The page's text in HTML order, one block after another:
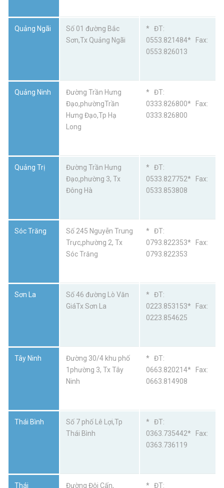
Quảng Ngãi
Số 01 đường Bắc
Sơn,Tx Quảng Ngãi
* ĐT:
0553.821484* Fax:
0553.826013
Quảng Ninh
Đường Trần Hưng
Đạo,phườngTrần
Hưng Đạo,Tp Hạ
Long
* ĐT:
0333.826800* Fax:
0333.826800
Quảng Trị
Đường Trần Hưng
Đạo,phường 3, Tx
Đông Hà
* ĐT:
0533.827752* Fax:
0533.853808
Sóc Trăng
Số 245 Nguyễn Trung
Trực,phường 2, Tx
Sóc Trăng
* ĐT:
0793.822353* Fax:
0793.822353
Sơn La
Số 46 đường Lò Văn
GiáTx Sơn La
* ĐT:
0223.853153* Fax:
0223.854625
Tây Ninh
Đường 30/4 khu phố
1phường 3, Tx Tây
Ninh
* ĐT:
0663.820214* Fax:
0663.814908
Thái Bình
Số 7 phố Lê Lợi,Tp
Thái Bình
* ĐT:
0363.735442* Fax:
0363.736119
Thái Đường Đội Cấn, * ĐT: